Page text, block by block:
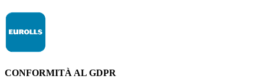
CONFORMITÀ AL GDPR